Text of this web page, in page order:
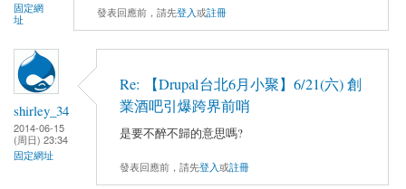
固定網
址
發表回應前，請先登入或註冊
shirley_34
2014-06-15
(周日) 23:34
固定網址
Re: 【Drupal台北6月小聚】6/21(六) 創
業酒吧引爆跨界前哨
是要不醉不歸的意思嗎?
發表回應前，請先登入或註冊